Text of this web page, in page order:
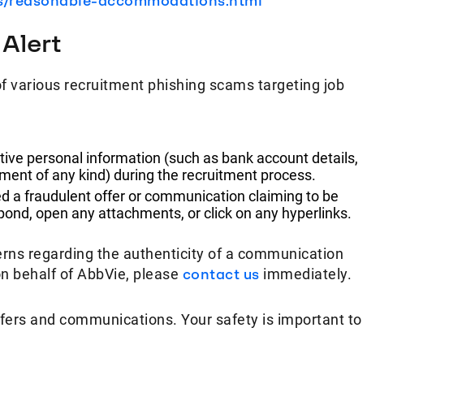
various recruitment phishing scams targeting job
personal information (such as bank account details,
of any kind) during the recruitment process.
a fraudulent offer or communication claiming to be
open any attachments, or click on any hyperlinks.
regarding the authenticity of a communication
behalf of AbbVie, please contact us immediately.
and communications. Your safety is important to